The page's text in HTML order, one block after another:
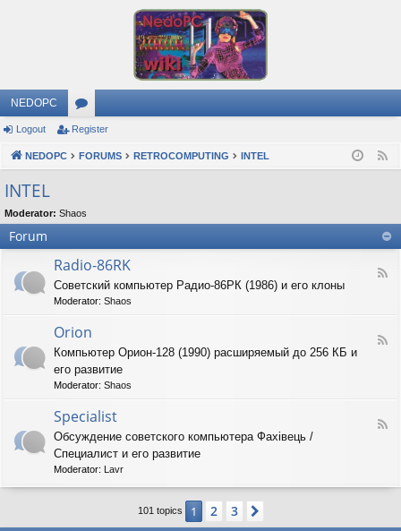
NEDOPC
or
u
s
Logout Register
NEDOPC FORUMS RETROCOMPUTING INTEL
INTEL
Moderator: Shaos
Forum
F
d
R
o
8
Radio-86RK
Советский компьютер Радио-86РК (1986) и его клоны
Moderator: Shaos
F
Orion
Компьютер Орион-128 (1990) расширяемый до 256 КБ и
его развитие
Moderator: Shaos
F
Specialist
Обсуждение советского компьютера Фахiвець /
Специалист и его развитие
Moderator: Lavr
101 topics 1 2 3